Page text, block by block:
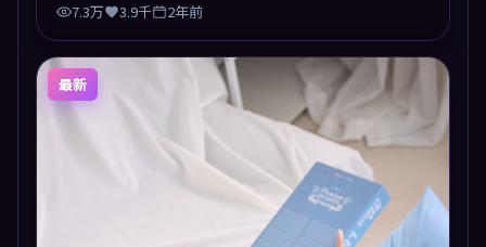
7.3万 3.9千 2年前
最新